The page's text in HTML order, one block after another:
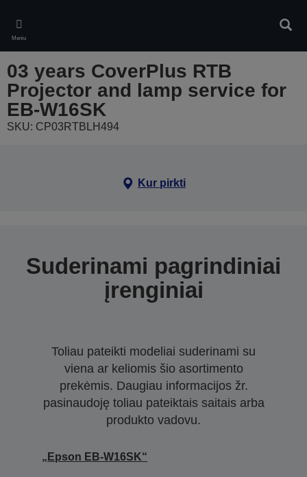
main
content
Meniu
03 years CoverPlus RTB
Projector and lamp service for
EB-W16SK
SKU: CP03RTBLH494
Kur pirkti
Suderinami pagrindiniai
įrenginiai
Toliau pateikti modeliai suderinami su
viena ar keliomis šio asortimento
prekėmis. Daugiau informacijos žr.
pasinaudoję toliau pateiktais saitais arba
produkto vadovu.
„Epson EB-W16SK“